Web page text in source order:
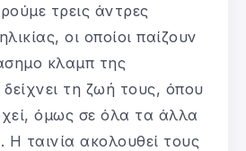
τρεις άντρες
οι οποίοι παίζουν
κλαμπ της
τη ζωή τους, όπου
όμως σε όλα τα άλλα
Η ταινία ακολουθεί τους